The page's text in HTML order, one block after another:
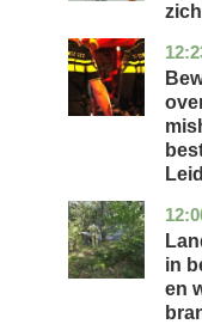
in
en